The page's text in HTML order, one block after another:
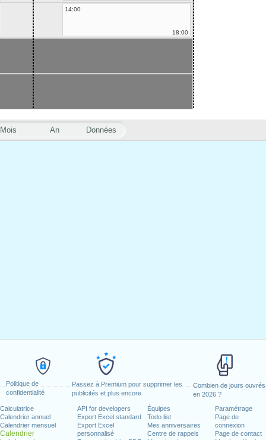
Politique de
confidentialité
Passez à Premium pour supprimer les
publicités et plus encore
Combien de jours ouvrés
en 2026 ?
Calculatrice
Calendrier annuel
Calendrier mensuel
Calendrier
API for developers
Export Excel standard
Export Excel
personnalisé
Équipes
Todo list
Mes anniversaires
Centre de rappels
Paramétrage
Page de
connexion
Page de contact
Mois An Données
14:00
18:00